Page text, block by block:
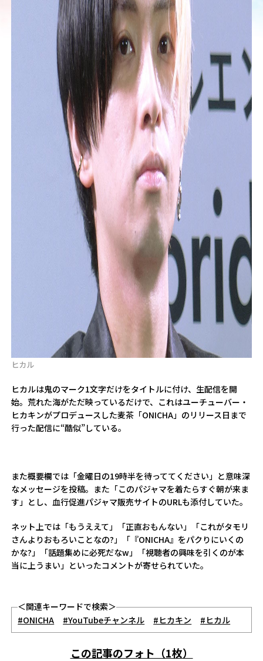
ヒカル
ヒカルは鬼のマーク1文字だけをタイトルに付け、生配信を開
始。荒れた海がただ映っているだけで、これはユーチューバー・
ヒカキンがプロデュースした麦茶「ONICHA」のリリース日まで
行った配信に“酷似”している。
また概要欄では「金曜日の19時半を待っててください」と意味深
なメッセージを投稿。また「このパジャマを着たらすぐ朝が来ま
す」とし、血行促進パジャマ販売サイトのURLも添付していた。
ネット上では「もうええて」「正直おもんない」「これがタモリ
さんよりおもろいことなの?」「『ONICHA』をパクりにいくの
かな?」「話題集めに必死だなw」「視聴者の興味を引くのが本
当に上うまい」といったコメントが寄せられていた。
＜関連キーワードで検索＞
#ONICHA
#YouTubeチャンネル #ヒカキン #ヒカル
この記事のフォト（1枚）